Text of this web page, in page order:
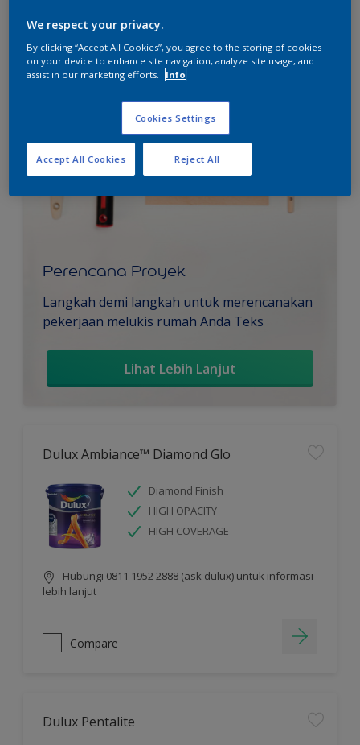
Compare
Perencana Proyek
Langkah demi langkah untuk merencanakan
pekerjaan melukis rumah Anda Teks
Lihat Lebih Lanjut
Dulux Ambiance™ Diamond Glo
Diamond Finish
HIGH OPACITY
HIGH COVERAGE
Hubungi 0811 1952 2888 (ask dulux) untuk informasi
lebih lanjut
Compare
Dulux Pentalite
We respect your privacy.
By clicking “Accept All Cookies”, you agree to the storing of cookies
on your device to enhance site navigation, analyze site usage, and
assist in our marketing efforts.
Info
Cookies Settings
Reject All
Accept All Cookies